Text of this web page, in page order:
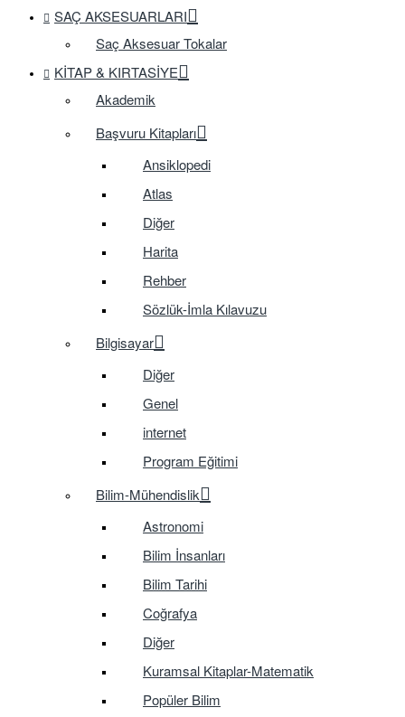
SAÇ AKSESUARLARI
Saç Aksesuar Tokalar
KITAP & KIRTASIYE
Akademik
Başvuru Kitapları
Ansiklopedi
Atlas
Diğer
Harita
Rehber
Sözlük-İmla Kılavuzu
Bilgisayar
Diğer
Genel
internet
Program Eğitimi
Bilim-Mühendislik
Astronomi
Bilim İnsanları
Bilim Tarihi
Coğrafya
Diğer
Kuramsal Kitaplar-Matematik
Popüler Bilim